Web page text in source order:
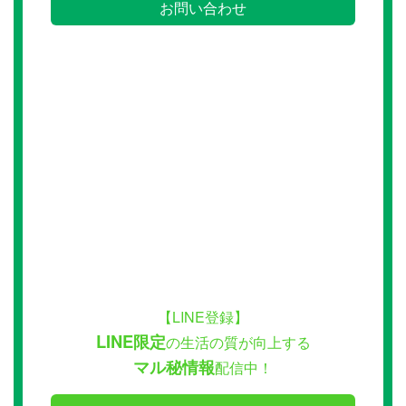
お問い合わせ
【LINE登録】
LINE限定の生活の質が向上する
マル秘情報配信中！